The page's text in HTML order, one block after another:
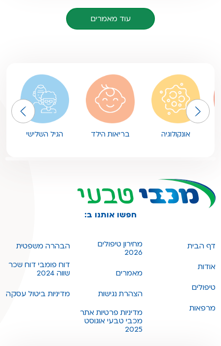
עוד מאמרים
אונקולוגיה בריאות הילד הגיל השלישי
חפשו אותנו ב:
דף הבית
אודות
טיפולים
מרפאות
מחירון טיפולים
2026
מאמרים
הצהרת נגישות
מדיניות פרטיות אתר
מכבי טבעי אוגוסט
2025
הבהרה משפטית
דוח פומבי דוח שכר
שווה 2024
מדיניות ביטול עסקה